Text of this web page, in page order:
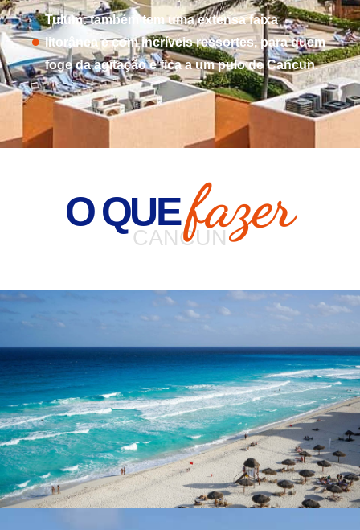
Tulum: também tem uma extensa faixa
litorânea e com incríveis ressortes, para quem
foge da agitação e fica a um pulo de Cancun.
O QUEfazer
CANCUN